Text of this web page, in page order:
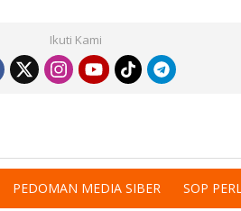
Ikuti Kami
PEDOMAN MEDIA SIBER SOP